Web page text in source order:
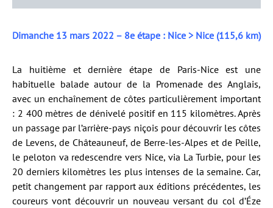
Dimanche 13 mars 2022 – 8e étape : Nice > Nice (115,6 km)
La huitième et dernière étape de Paris-Nice est une
habituelle balade autour de la Promenade des Anglais,
avec un enchaînement de côtes particulièrement important
: 2 400 mètres de dénivelé positif en 115 kilomètres. Après
un passage par l’arrière-pays niçois pour découvrir les côtes
de Levens, de Châteauneuf, de Berre-les-Alpes et de Peille,
le peloton va redescendre vers Nice, via La Turbie, pour les
20 derniers kilomètres les plus intenses de la semaine. Car,
petit changement par rapport aux éditions précédentes, les
coureurs vont découvrir un nouveau versant du col d’Éze